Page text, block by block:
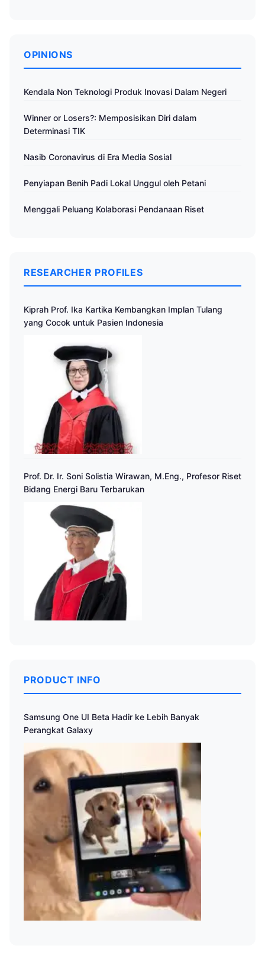
OPINIONS
Kendala Non Teknologi Produk Inovasi Dalam Negeri
Winner or Losers?: Memposisikan Diri dalam
Determinasi TIK
Nasib Coronavirus di Era Media Sosial
Penyiapan Benih Padi Lokal Unggul oleh Petani
Menggali Peluang Kolaborasi Pendanaan Riset
RESEARCHER PROFILES
Kiprah Prof. Ika Kartika Kembangkan Implan Tulang
yang Cocok untuk Pasien Indonesia
Prof. Dr. Ir. Soni Solistia Wirawan, M.Eng., Profesor Riset
Bidang Energi Baru Terbarukan
PRODUCT INFO
Samsung One UI Beta Hadir ke Lebih Banyak
Perangkat Galaxy